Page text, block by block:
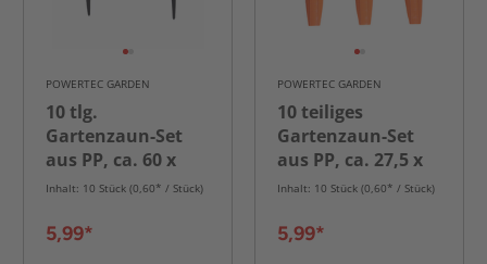
POWERTEC GARDEN
10 tlg.
Gartenzaun-Set
aus PP, ca. 60 x
30,5 cm
Inhalt: 10 Stück (0,60* / Stück)
5,99*
POWERTEC GARDEN
10 teiliges
Gartenzaun-Set
aus PP, ca. 27,5 x
23,5 cm
Inhalt: 10 Stück (0,60* / Stück)
5,99*